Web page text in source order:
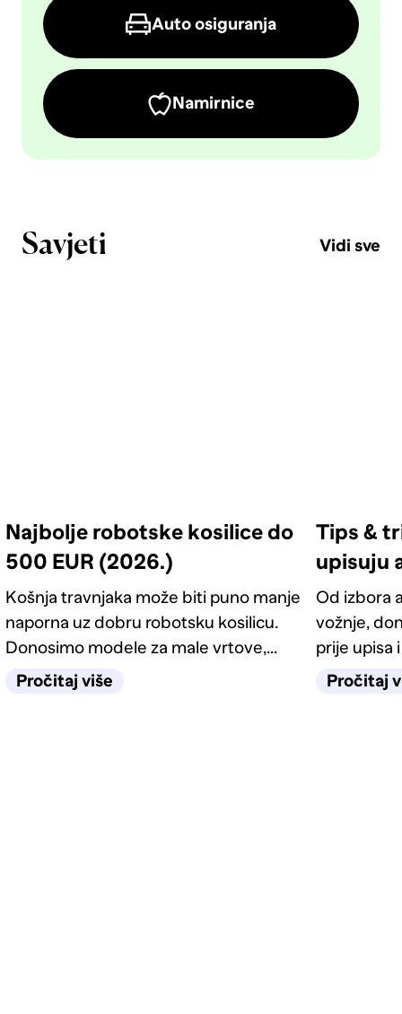
Auto osiguranja
Namirnice
Savjeti Vidi sve
Najbolje robotske kosilice do
500 EUR (2026.)
Košnja travnjaka može biti puno manje
naporna uz dobru robotsku kosilicu.
Donosimo modele za male vrtove,
okućnice i pametnije održavanje trave.
Pročitaj više
Tips &
upisuju
Od izbora
vožnje,
prije upisa
Pročitaj